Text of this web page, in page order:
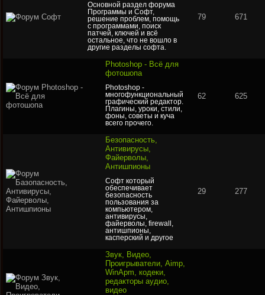
Основной раздел форума
Программы и Софт,
решение проблем, помощь
с программами, поиск
патчей, ключей и всё
остальное, что не вошло в
другие разделы софта.
79 671
Photoshop - Всё для
фотошопа
Photoshop -
многофункциональный
графический редактор.
Плагины, уроки, стили,
фоны, советы и куча
всего прочего.
62 625
Безопасность,
Антивирусы,
Файерволы,
Антишпионы
Софт который
обеспечивает
безопасность
пользования за
компьютером,
антивирусы,
файерволы, firewall,
антишпионы,
касперский и другое
29 277
Звук, Видео,
Проигрыватели, Aimp,
WinApm, кодеки,
редакторы аудио,
видео